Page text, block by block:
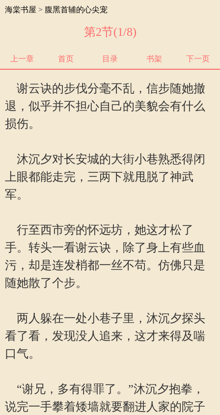
海棠书屋 > 腹黑首辅的心尖宠
第2节(1/8)
上一章 首页 目录 书架 下一页
谢云诀的步伐分毫不乱，信步随她撤
退，似乎并不担心自己的美貌会有什么
损伤。
沐沉夕对长安城的大街小巷熟悉得闭
上眼都能走完，三两下就甩脱了神武
军。
行至西市旁的怀远坊，她这才松了
手。转头一看谢云诀，除了身上有些血
污，却是连发梢都一丝不苟。仿佛只是
随她散了个步。
两人躲在一处小巷子里，沐沉夕探头
看了看，发现没人追来，这才来得及喘
口气。
“谢兄，多有得罪了。”沐沉夕抱拳，
说完一手攀着矮墙就要翻进人家的院子